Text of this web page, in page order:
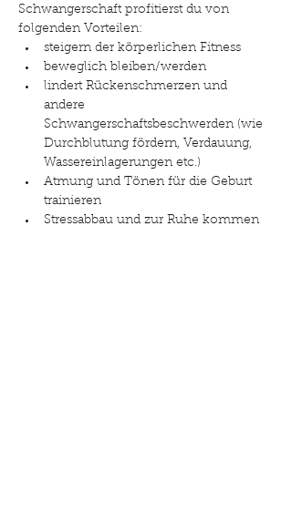
Schwangerschaft profitierst du von
folgenden Vorteilen:
steigern der körperlichen Fitness
beweglich bleiben/werden
lindert Rückenschmerzen und
andere
Schwangerschaftsbeschwerden (wie
Durchblutung fördern, Verdauung,
Wassereinlagerungen etc.)
Atmung und Tönen für die Geburt
trainieren
Stressabbau und zur Ruhe kommen